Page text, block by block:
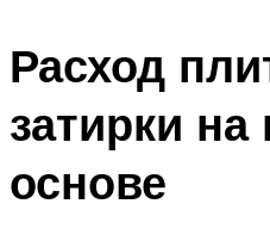
Расход
затирки
основе